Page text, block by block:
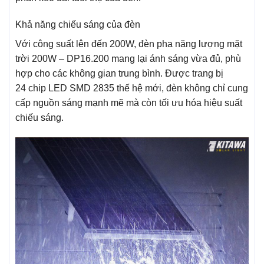
Khả năng chiếu sáng của đèn
Với công suất lên đến 200W, đèn pha năng lượng mặt
trời 200W – DP16.200 mang lại ánh sáng vừa đủ, phù
hợp cho các không gian trung bình. Được trang bị
24 chip LED SMD 2835 thế hệ mới, đèn không chỉ cung
cấp nguồn sáng mạnh mẽ mà còn tối ưu hóa hiệu suất
chiếu sáng.